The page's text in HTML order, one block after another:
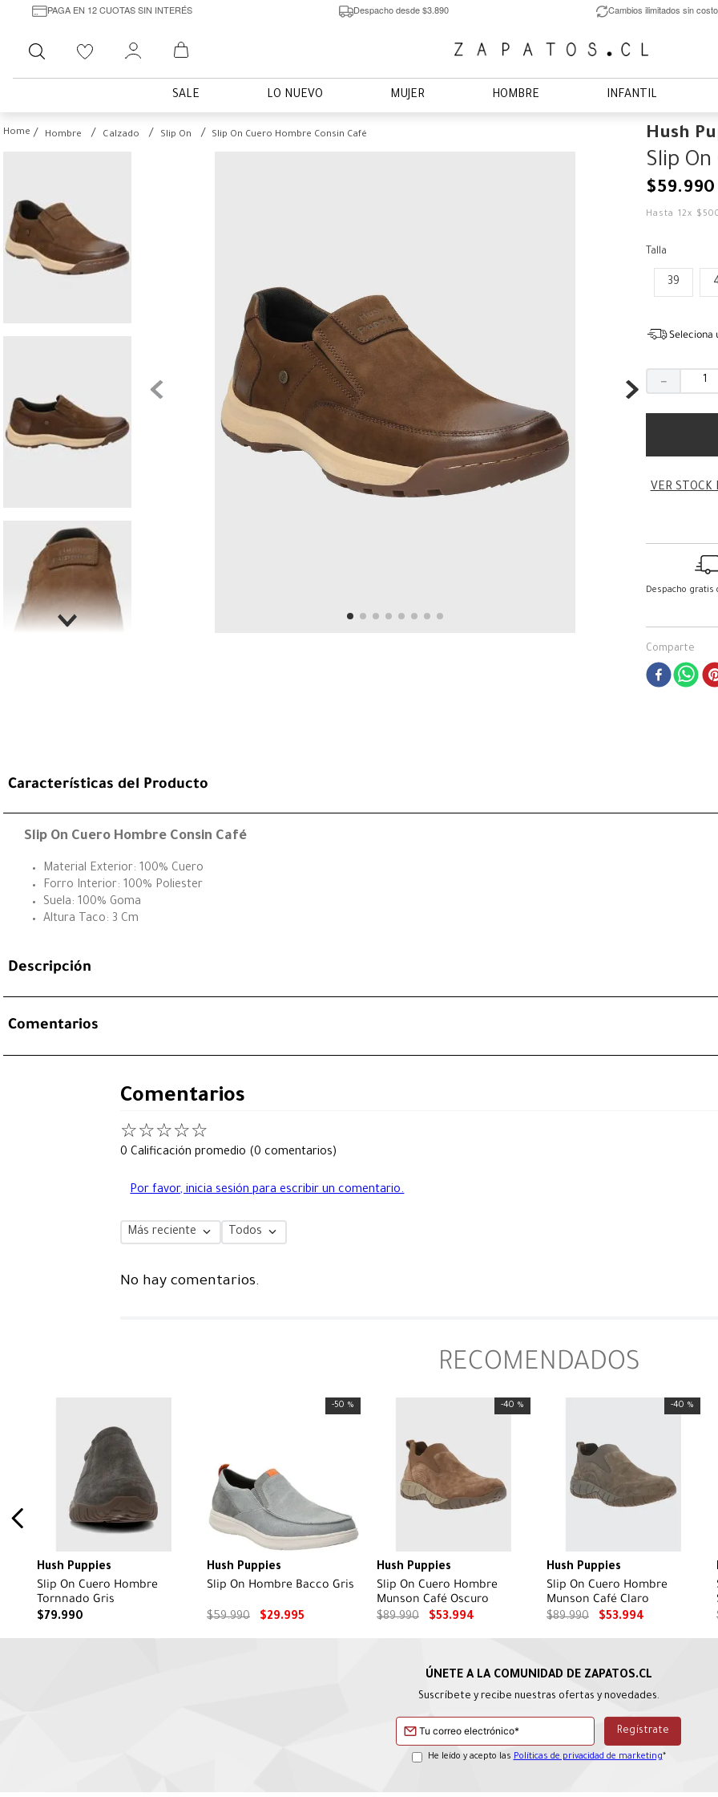
PAGA EN 12 CUOTAS SIN INTERÉS Despacho desde $3.890 Cambios ilimitados sin costo
Buscar
SALE LO NUEVO MUJER HOMBRE INFANTIL
Hombre Calzado Slip On Slip On Cuero Hombre Consin Café Hush
Slip
$59.990
Hasta 12x $
Talla
39
Seleciona
－
VER STOCK
Despacho gratis
Comparte
Características del Producto
Slip On Cuero Hombre Consin Café
Material Exterior: 100% Cuero
Forro Interior: 100% Poliester
Suela: 100% Goma
Altura Taco: 3 Cm
Descripción
Comentarios
Comentarios
☆☆☆☆☆
0 Calificación promedio (0 comentarios)
Por favor, inicia sesión para escribir un comentario.
Más reciente Todos
No hay comentarios.
RECOMENDADOS
Hush Puppies
Slip On Cuero Hombre
Tornnado Gris
$79.990
-50 %
Hush Puppies
Slip On Hombre Bacco Gris
$59.990 $29.995
-40 %
Hush Puppies
Slip On Cuero Hombre
Munson Café Oscuro
$89.990 $53.994
-40 %
Hush Puppies
Slip On Cuero Hombre
Munson Café Claro
$89.990 $53.994
Suscríbete y recibe nuestras ofertas y novedades.
He leído y acepto las Políticas de privacidad de marketing*